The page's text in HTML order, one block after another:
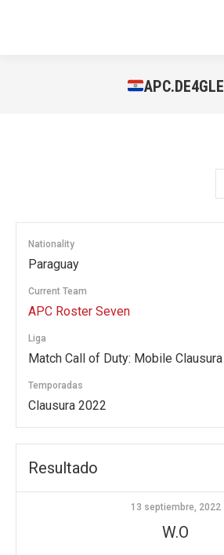
APC.DE4GLE
Nationality
Paraguay
Current Team
APC Roster Seven
Liga
Match Call of Duty: Mobile Clausura
Temporadas
Clausura 2022
Resultado
13 septiembre, 2022
W.O